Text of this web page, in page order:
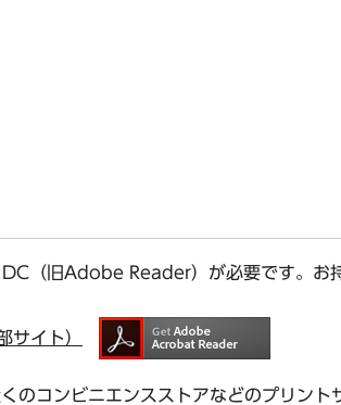
（旧Adobe Reader）が必要です。お
イト）
のコンビニエンスストアなどのプリン